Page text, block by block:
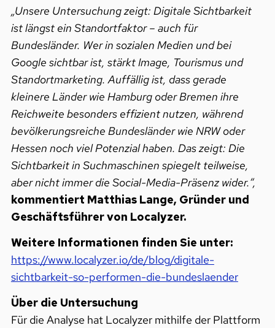
„Unsere Untersuchung zeigt: Digitale Sichtbarkeit
ist längst ein Standortfaktor – auch für
Bundesländer. Wer in sozialen Medien und bei
Google sichtbar ist, stärkt Image, Tourismus und
Standortmarketing. Auffällig ist, dass gerade
kleinere Länder wie Hamburg oder Bremen ihre
Reichweite besonders effizient nutzen, während
bevölkerungsreiche Bundesländer wie NRW oder
Hessen noch viel Potenzial haben. Das zeigt: Die
Sichtbarkeit in Suchmaschinen spiegelt teilweise,
aber nicht immer die Social-Media-Präsenz wider.“,
kommentiert Matthias Lange, Gründer und
Geschäftsführer von Localyzer.
Weitere Informationen finden Sie unter:
https://www.localyzer.io/de/blog/digitale-
sichtbarkeit-so-performen-die-bundeslaender
Über die Untersuchung
Für die Analyse hat Localyzer mithilfe der Plattform